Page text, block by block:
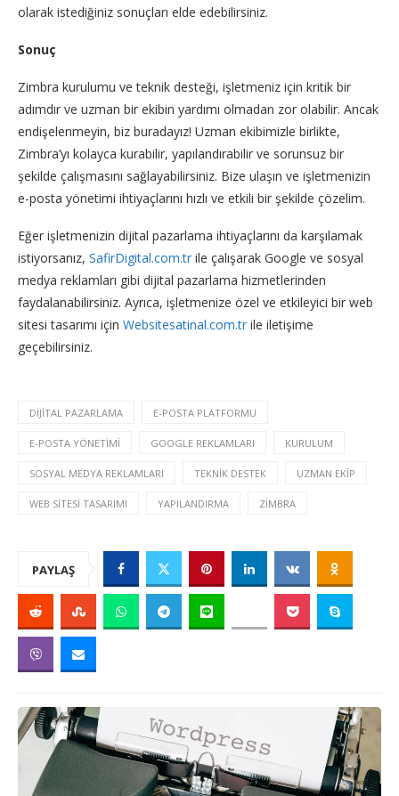
olarak istediğiniz sonuçları elde edebilirsiniz.
Sonuç
Zimbra kurulumu ve teknik desteği, işletmeniz için kritik bir
adımdır ve uzman bir ekibin yardımı olmadan zor olabilir. Ancak
endişelenmeyin, biz buradayız! Uzman ekibimizle birlikte,
Zimbra’yı kolayca kurabilir, yapılandırabilir ve sorunsuz bir
şekilde çalışmasını sağlayabilirsiniz. Bize ulaşın ve işletmenizin
e-posta yönetimi ihtiyaçlarını hızlı ve etkili bir şekilde çözelim.
Eğer işletmenizin dijital pazarlama ihtiyaçlarını da karşılamak
istiyorsanız, SafirDigital.com.tr ile çalışarak Google ve sosyal
medya reklamları gibi dijital pazarlama hizmetlerinden
faydalanabilirsiniz. Ayrıca, işletmenize özel ve etkileyici bir web
sitesi tasarımı için Websitesatinal.com.tr ile iletişime
geçebilirsiniz.
DIJITAL PAZARLAMA E-POSTA PLATFORMU
E-POSTA YÖNETIMI GOOGLE REKLAMLARI KURULUM
SOSYAL MEDYA REKLAMLARI TEKNIK DESTEK UZMAN EKIP
WEB SITESI TASARIMI YAPILANDIRMA ZIMBRA
PAYLAŞ